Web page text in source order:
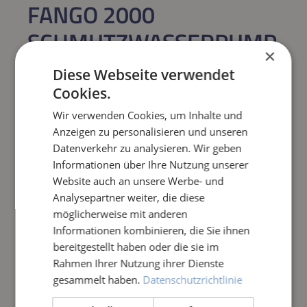
FANGO 2000
SCHMUTZWASSERPUMP
Regulärer Preis:
172,50 €
Preise inkl. MwSt. zzgl. Versandkosten
Produkt Anzahl: Gib den gewünschten
IN DEN WARENKORB
Frage zum Artikel
×
Diese Webseite verwendet
Cookies.
Wir verwenden Cookies, um Inhalte und
Anzeigen zu personalisieren und unseren
Datenverkehr zu analysieren. Wir geben
Informationen über Ihre Nutzung unserer
Website auch an unsere Werbe- und
Analysepartner weiter, die diese
möglicherweise mit anderen
Informationen kombinieren, die Sie ihnen
bereitgestellt haben oder die sie im
Rahmen Ihrer Nutzung ihrer Dienste
gesammelt haben. Datenschutzrichtlinie